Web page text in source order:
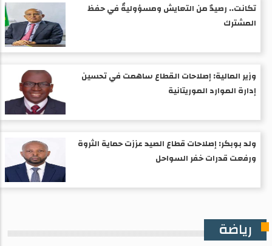
تكانت.. رصيدٌ من التعايش ومسؤوليةٌ في حفظ
المشترك
وزير المالية: إصلاحات القطاع ساهمت في تحسين
إدارة الموارد الموريتانية
ولد بوبكر: إصلاحات قطاع الصيد عززت حماية الثروة
ورفعت قدرات خفر السواحل
رياضة